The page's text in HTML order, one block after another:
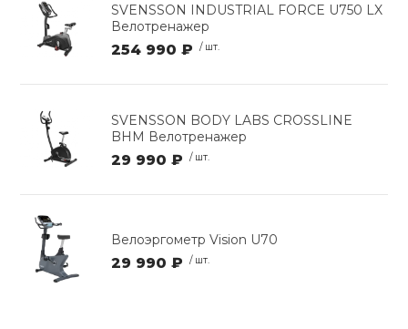
SVENSSON INDUSTRIAL FORCE U750 LX
Велотренажер
254 990 ₽ / шт.
SVENSSON BODY LABS CROSSLINE
BHM Велотренажер
29 990 ₽ / шт.
Велоэргометр Vision U70
29 990 ₽ / шт.